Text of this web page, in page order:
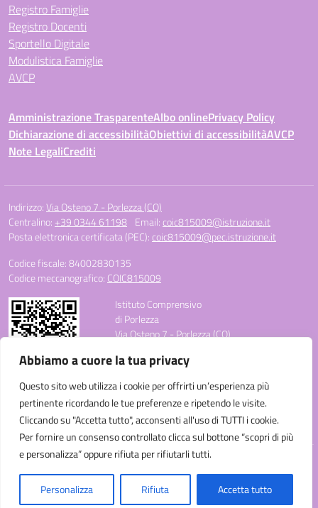
Abbiamo a cuore la tua privacy
Questo sito web utilizza i cookie per offrirti un’esperienza più
pertinente ricordando le tue preferenze e ripetendo le visite.
Cliccando su "Accetta tutto", acconsenti all'uso di TUTTI i cookie.
Per fornire un consenso controllato clicca sul bottone “scopri di più
e personalizza” oppure rifiuta per rifiutarli tutti.
Personalizza Rifiuta Accetta tutto
Registro Famiglie
Registro Docenti
Sportello Digitale
Modulistica Famiglie
AVCP
Amministrazione TrasparenteAlbo onlinePrivacy Policy
Dichiarazione di accessibilitàObiettivi di accessibilitàAVCP
Note LegaliCrediti
Indirizzo:Via Osteno 7 - Porlezza (CO)
Centralino: +39 0344 61198 Email:coic815009@istruzione.it
Posta elettronica certificata (PEC):coic815009@pec.istruzione.it
Codice fiscale: 84002830135
Codice meccanografico: COIC815009
Istituto Comprensivo
di Porlezza
Via Osteno 7 - Porlezza (CO)
E-mail: coic815009@istruzione.it
PEC: coic815009@pec.istruzione.it
Codice Meccanografico: COIC815009
Codice Fiscale: 84002830135
Codice Univoco Ufficio: UF3C3W